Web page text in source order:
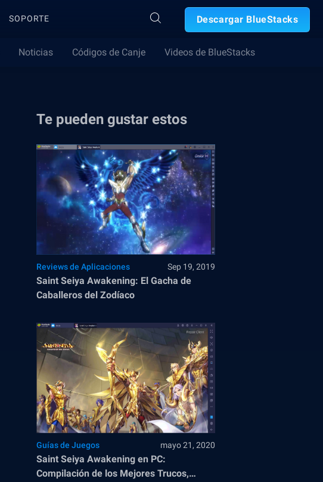
SOPORTE Descargar BlueStacks
Noticias Códigos de Canje Videos de BlueStacks
Te pueden gustar estos
Reviews de Aplicaciones Sep 19, 2019
Saint Seiya Awakening: El Gacha de
Caballeros del Zodíaco
Guías de Juegos mayo 21, 2020
Saint Seiya Awakening en PC:
Compilación de los Mejores Trucos,